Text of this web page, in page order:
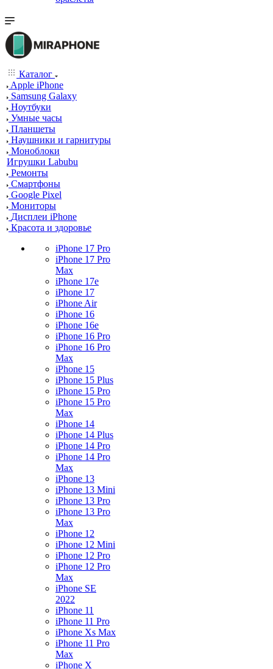
Каталог
Apple iPhone
Samsung Galaxy
Ноутбуки
Умные часы
Планшеты
Наушники и гарнитуры
Моноблоки
Игрушки Labubu
Ремонты
Смартфоны
Google Pixel
Мониторы
Дисплеи iPhone
Красота и здоровье
iPhone 17 Pro
iPhone 17 Pro
Max
iPhone 17e
iPhone 17
iPhone Air
iPhone 16
iPhone 16e
iPhone 16 Pro
iPhone 16 Pro
Max
iPhone 15
iPhone 15 Plus
iPhone 15 Pro
iPhone 15 Pro
Max
iPhone 14
iPhone 14 Plus
iPhone 14 Pro
iPhone 14 Pro
Max
iPhone 13
iPhone 13 Mini
iPhone 13 Pro
iPhone 13 Pro
Max
iPhone 12
iPhone 12 Mini
iPhone 12 Pro
iPhone 12 Pro
Max
iPhone SE
2022
iPhone 11
iPhone 11 Pro
iPhone Xs Max
iPhone 11 Pro
Max
iPhone X